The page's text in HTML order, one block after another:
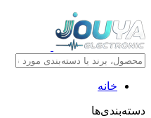
خانه
دسته‌بندی‌ها